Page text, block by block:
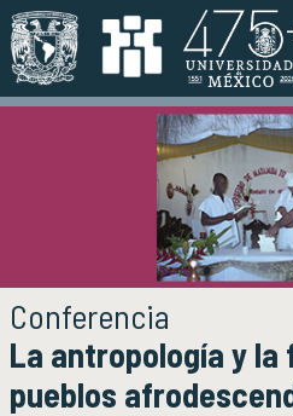
Pasar al contenido principal
Objetivos y funciones
Ejes estratégicos
Directorio y planta académica
Documentos institucionales
Órganos colegiados
Normatividad y gestiones
Conferencia
La antropología y
pueblos